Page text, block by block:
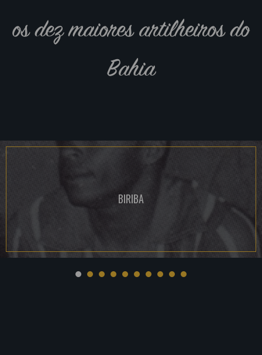
os dez maiores artilheiros do
Bahia
BIRIBA